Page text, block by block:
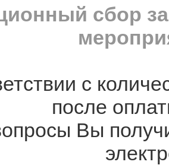
сбор
с
после
Вы